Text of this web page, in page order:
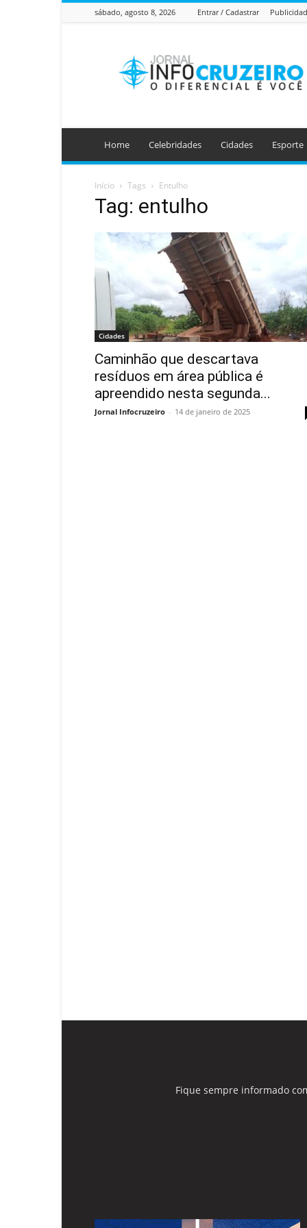
sábado, agosto 8, 2026 Entrar / Cadastrar
Info
Cruzeiro
Home Celebridades Cidades Esporte
Início Tags Entulho
Tag: entulho
Cidades
Caminhão que descartava
resíduos em área pública é
apreendido nesta segunda...
Jornal Infocruzeiro - 14 de janeiro de 2025
Fique sempre informado